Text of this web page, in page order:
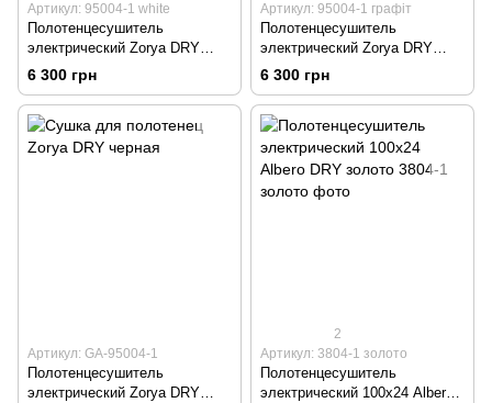
Артикул: 95004-1 white
Полотенцесушитель
электрический Zorya DRY
53х53 белый
6 300 грн
Артикул: 95004-1 графіт
Полотенцесушитель
электрический Zorya DRY
53х53 графит
6 300 грн
Артикул: GA-95004-1
Полотенцесушитель
электрический Zorya DRY
2
Артикул: 3804-1 золото
Полотенцесушитель
электрический 100х24 Albero